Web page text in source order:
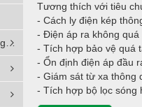
Tương thích với tiêu
- Cách ly điện kép
- Điện áp ra không
- Tích hợp bảo vệ quá
- Ổn định điện áp đầu
- Giám sát từ xa thông
- Tích hợp bộ lọc sóng
Thiết Bị Woehner - Phụ Kiện Tủ Bảng Điện